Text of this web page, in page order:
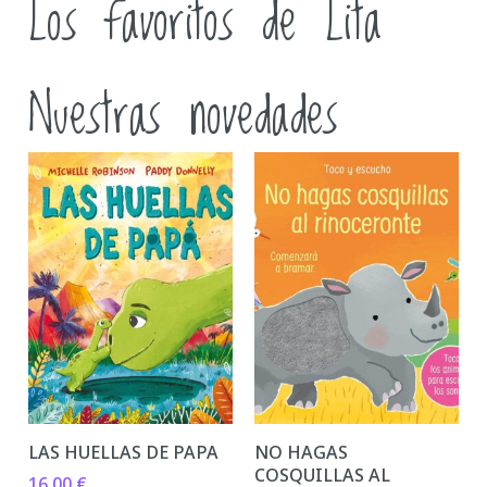
Los favoritos de Lita
Nuestras novedades
LAS HUELLAS DE PAPA
NO HAGAS
COSQUILLAS AL